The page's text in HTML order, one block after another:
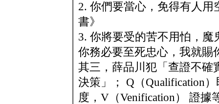
2. 你們要當心，免得有人
書》
3. 你將要受的苦不用怕，
你務必要至死忠心，我就
其三，薛品川犯「查證不確
決策」； Q（Qualification
度，V（Venification） 證